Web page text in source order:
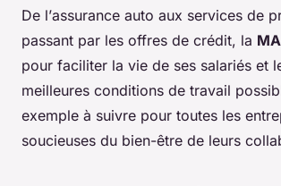
De l’assurance auto aux services de
passant par les offres de crédit, la
pour faciliter la vie de ses salariés et
meilleures conditions de travail
exemple à suivre pour toutes les
soucieuses du bien-être de leurs